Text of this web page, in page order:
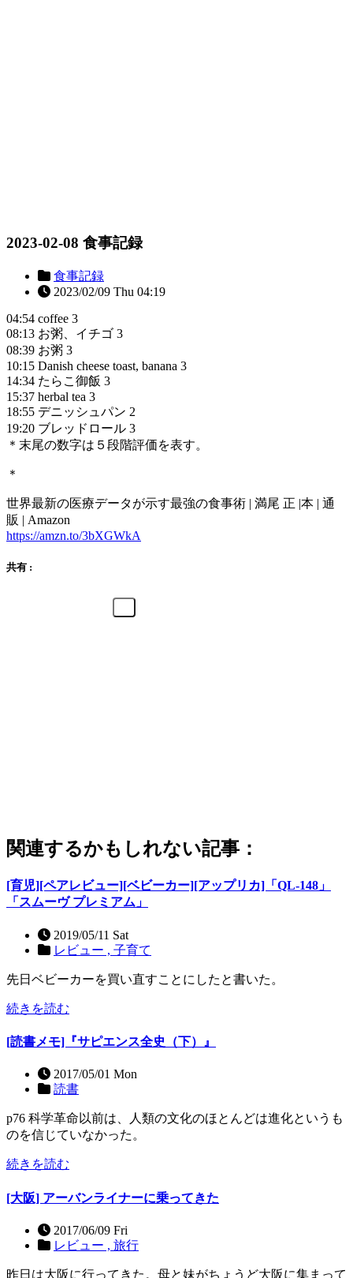
2023-02-08 食事記録
食事記録
2023/02/09 Thu 04:19
04:54 coffee 3
08:13 お粥、イチゴ 3
08:39 お粥 3
10:15 Danish cheese toast, banana 3
14:34 たらこ御飯 3
15:37 herbal tea 3
18:55 デニッシュパン 2
19:20 ブレッドロール 3
＊末尾の数字は５段階評価を表す。
＊
世界最新の医療データが示す最強の食事術 | 満尾 正 |本 | 通
販 | Amazon
https://amzn.to/3bXGWkA
共有 :
関連するかもしれない記事：
[育児][ペアレビュー][ベビーカー][アップリカ]「QL-148」
「スムーヴ プレミアム」
2019/05/11 Sat
レビュー , 子育て
先日ベビーカーを買い直すことにしたと書いた。
続きを読む
[読書メモ]『サピエンス全史（下）』
2017/05/01 Mon
読書
p76 科学革命以前は、人類の文化のほとんどは進化というも
のを信じていなかった。
続きを読む
[大阪] アーバンライナーに乗ってきた
2017/06/09 Fri
レビュー , 旅行
昨日は大阪に行ってきた。母と妹がちょうど大阪に集まって